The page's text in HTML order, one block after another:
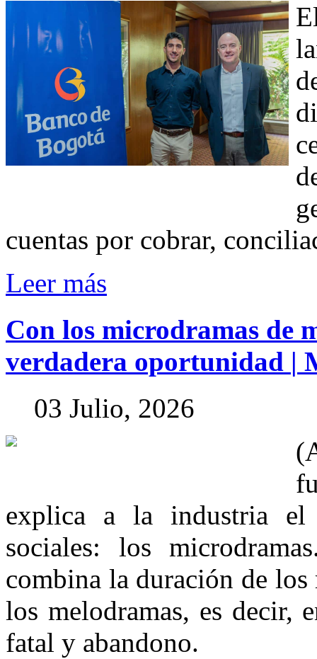
cuentas por cobrar,
Leer más
Con los microdramas de
verdadera oportunidad |
03 Julio, 2026
explica a la industria el
sociales: los
combina la duración de
los melodramas, es decir,
fatal y abandono.